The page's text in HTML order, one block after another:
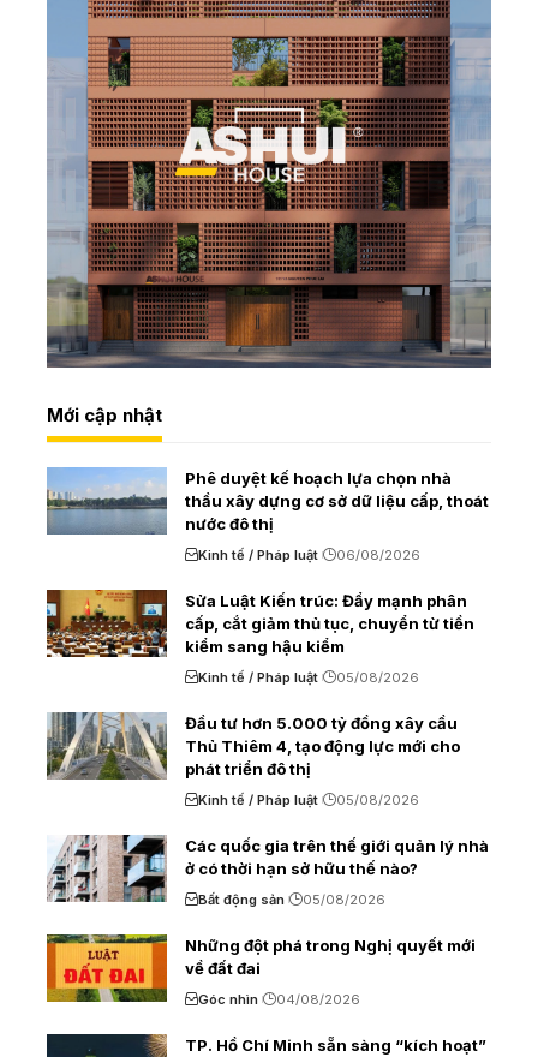
Mới cập nhật
Phê duyệt kế hoạch lựa chọn nhà
thầu xây dựng cơ sở dữ liệu cấp, thoát
nước đô thị
Kinh tế / Pháp luật 06/08/2026
Sửa Luật Kiến trúc: Đẩy mạnh phân
cấp, cắt giảm thủ tục, chuyển từ tiền
kiểm sang hậu kiểm
Kinh tế / Pháp luật 05/08/2026
Đầu tư hơn 5.000 tỷ đồng xây cầu
Thủ Thiêm 4, tạo động lực mới cho
phát triển đô thị
Kinh tế / Pháp luật 05/08/2026
Các quốc gia trên thế giới quản lý nhà
ở có thời hạn sở hữu thế nào?
Bất động sản 05/08/2026
Những đột phá trong Nghị quyết mới
về đất đai
Góc nhìn 04/08/2026
TP. Hồ Chí Minh sẵn sàng “kích hoạt”